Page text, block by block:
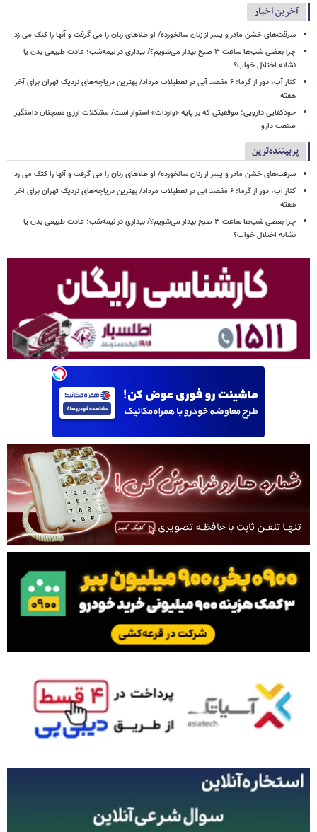
آخرین اخبار
سرقت‌های خشن مادر و پسر از زنان سالخورده/ او طلاهای زنان را می گرفت و آنها را کتک می زد
چرا بعضی شب‌ها ساعت ۳ صبح بیدار می‌شویم؟/ بیداری در نیمه‌شب؛ عادت طبیعی بدن یا
نشانه اختلال خواب؟
کنار آب، دور از گرما؛ ۶ مقصد آبی در تعطیلات مرداد/ بهترین دریاچه‌های نزدیک تهران برای آخر
هفته
خودکفایی دارویی؛ موفقیتی که بر پایه‌ «واردات» استوار است/ مشکلات ارزی همچنان دامنگیر
صنعت دارو
پربیننده‌ترین
سرقت‌های خشن مادر و پسر از زنان سالخورده/ او طلاهای زنان را می گرفت و آنها را کتک می زد
کنار آب، دور از گرما؛ ۶ مقصد آبی در تعطیلات مرداد/ بهترین دریاچه‌های نزدیک تهران برای آخر
هفته
چرا بعضی شب‌ها ساعت ۳ صبح بیدار می‌شویم؟/ بیداری در نیمه‌شب؛ عادت طبیعی بدن یا
نشانه اختلال خواب؟